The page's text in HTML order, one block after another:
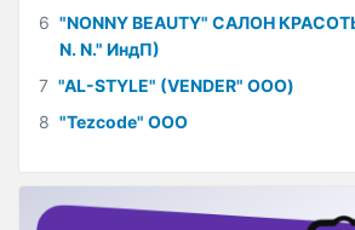
6 "NONNY BEAUTY" САЛОН
N. N." ИндП)
7 "AL-STYLE" (VENDER" ООО)
8 "Tezcode" ООО